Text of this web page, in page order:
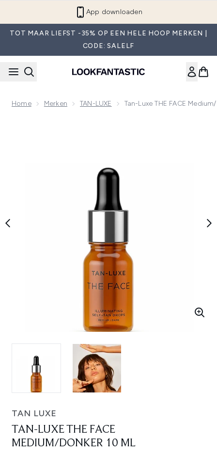
App downloaden
TOT MAAR LIEFST -35% OP EEN HELE HOOP MERKEN |
CODE: SALELF
Home Merken TAN-LUXE Tan-Luxe THE FACE
TAN LUXE
TAN-LUXE THE FACE
MEDIUM/DONKER 10 ML